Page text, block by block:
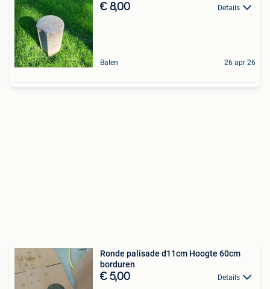
€ 8,00 Details
Balen 26 apr 26
Ronde palisade d11cm Hoogte 60cm
borduren
€ 5,00 Details